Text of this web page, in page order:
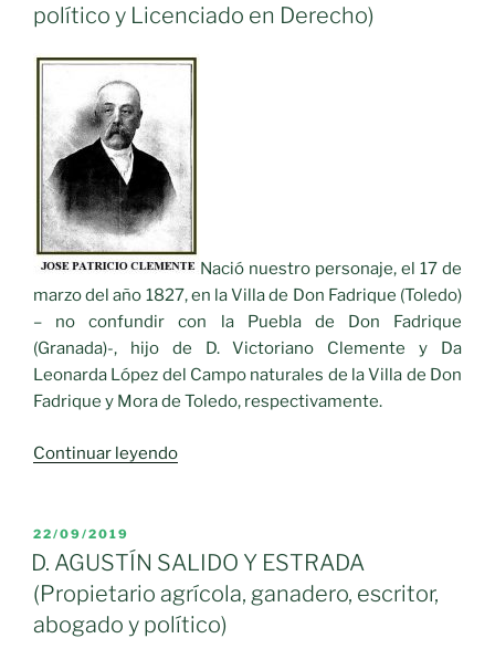
Moral
de
político y Licenciado en Derecho)
Nació nuestro personaje, el 17 de
marzo del año 1827, en la Villa de Don Fadrique (Toledo)
– no confundir con la Puebla de Don Fadrique
(Granada)-, hijo de D. Victoriano Clemente y Da
Leonarda López del Campo naturales de la Villa de Don
Fadrique y Mora de Toledo, respectivamente.
Continuar leyendo«D.
Y
LÓPEZ
DEL
CAMPO
PUBLICADO
EL
22/09/2019
D. AGUSTÍN SALIDO Y ESTRADA
(Propietario agrícola, ganadero, escritor,
abogado y político)